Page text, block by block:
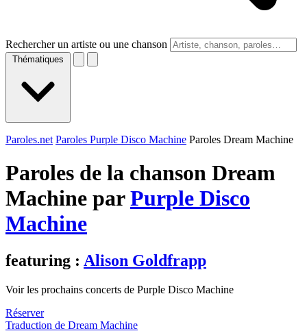
Rechercher un artiste ou une chanson
Thématiques
Paroles.net Paroles Purple Disco Machine Paroles Dream Machine
Paroles de la chanson Dream
Machine parPurple Disco
Machine
featuring : Alison Goldfrapp
Voir les prochains concerts de Purple Disco Machine
Réserver
Traduction de Dream Machine